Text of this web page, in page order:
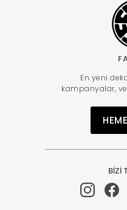
En yeni
kampanyalar,
BİZİ